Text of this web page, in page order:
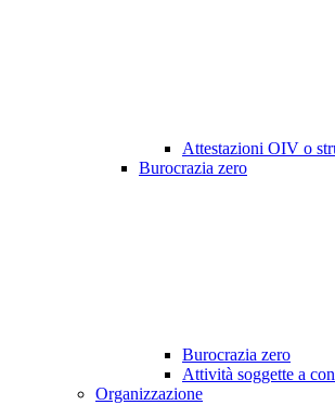
Attestazioni OIV o
Burocrazia zero
Burocrazia zero
Attività soggette a
Organizzazione